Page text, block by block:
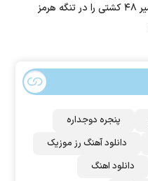
سنتکام: مسیر ۴۸ کشتی را در تنگه هرمز
پنجره دوجداره
دانلود آهنگ رز‌ موزیک
دانلود اهنگ